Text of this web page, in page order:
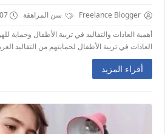
Freelance Blogger سن المراهقة
07 يونيو 2025
أهمية العادات والتقاليد في تربية الأطفال وحماية
العادات في تربية الأطفال لحمايتهم من التقاليد
أقراء المزيد